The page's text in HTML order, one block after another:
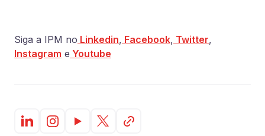
Siga a IPM no Linkedin, Facebook, Twitter,
Instagram e Youtube